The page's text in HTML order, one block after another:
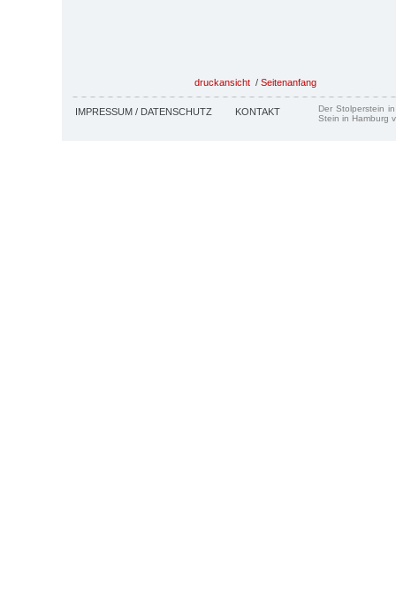
druckansicht / Seitenanfang
IMPRESSUM / DATENSCHUTZ KONTAKT
Der Stolperstein
Stein in Hamburg